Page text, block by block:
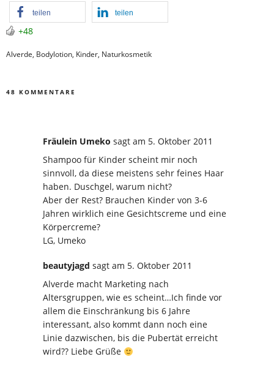
teilen teilen
+48
Alverde, Bodylotion, Kinder, Naturkosmetik
48 KOMMENTARE
Fräulein Umeko sagt am 5. Oktober 2011
Shampoo für Kinder scheint mir noch
sinnvoll, da diese meistens sehr feines Haar
haben. Duschgel, warum nicht?
Aber der Rest? Brauchen Kinder von 3-6
Jahren wirklich eine Gesichtscreme und eine
Körpercreme?
LG, Umeko
beautyjagd sagt am 5. Oktober 2011
Alverde macht Marketing nach
Altersgruppen, wie es scheint…Ich finde vor
allem die Einschränkung bis 6 Jahre
interessant, also kommt dann noch eine
Linie dazwischen, bis die Pubertät erreicht
wird?? Liebe Grüße